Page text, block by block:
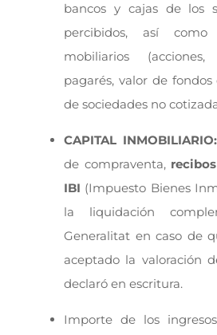
bancos y cajas de los
percibidos, así
mobiliarios
pagarés, valor de
de sociedades no
CAPITAL INMOBILIARIO:
de compraventa,
IBI (Impuesto Bienes
la liquidación
Generalitat en caso de
aceptado la valoración
declaró en escritura.
Importe de los